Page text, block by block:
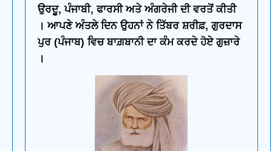
ਉਰਦੂ, ਪੰਜਾਬੀ, ਫਾਰਸੀ ਅਤੇ ਅੰਗਰੇਜੀ ਦੀ ਵਰਤੋਂ ਕੀਤੀ
। ਆਪਣੇ ਅੰਤਲੇ ਦਿਨ ਉਹਨਾਂ ਨੇ ਤਿੱਬਰ ਸ਼ਰੀਫ਼, ਗੁਰਦਾਸ
ਪੁਰ (ਪੰਜਾਬ) ਵਿਚ ਬਾਗ਼ਬਾਨੀ ਦਾ ਕੰਮ ਕਰਦੇ ਹੋਏ ਗੁਜ਼ਾਰੇ
।